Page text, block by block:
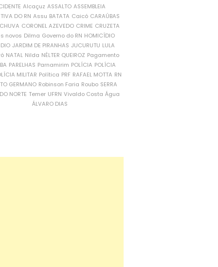
Alcaçuz ASSALTO ASSEMBLEIA
DO RN Assu BATATA Caicó CARAÚBAS
CORONEL AZEVEDO CRIME CRUZETA
novos Dilma Governo do RN HOMICÍDIO
JARDIM DE PIRANHAS JUCURUTU LULA
NATAL Nilda NÉLTER QUEIROZ Pagamento
PARELHAS Parnamirim POLÍCIA POLÍCIA
MILITAR Política PRF RAFAEL MOTTA RN
GERMANO Robinson Faria Roubo SERRA
NORTE Temer UFRN Vivaldo Costa Água
ÁLVARO DIAS